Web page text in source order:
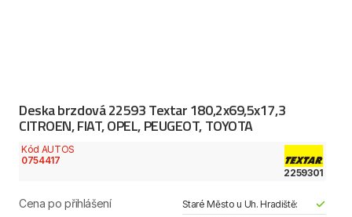
Deska brzdová 22593 Textar 180,2x69,5x17,3
CITROEN, FIAT, OPEL, PEUGEOT, TOYOTA
Kód AUTOS
0754417
2259301
Cena po přihlášení
Staré Město u Uh. Hradiště: